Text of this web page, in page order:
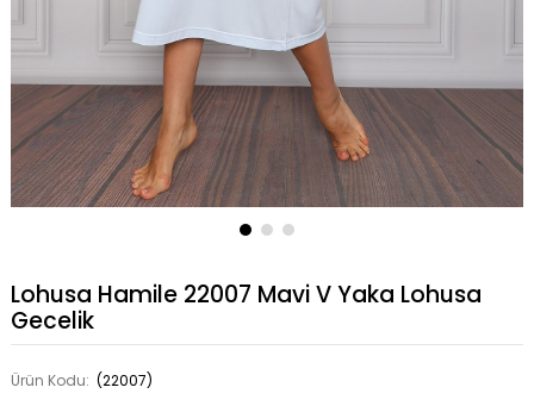
Lohusa Hamile 22007 Mavi V Yaka Lohusa
Gecelik
Ürün Kodu: (22007)